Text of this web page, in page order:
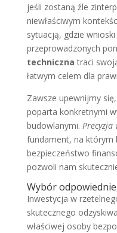
jeśli zostaną źle
niewłaściwym
sytuacją, gdzie
przeprowadzonych
techniczna traci
łatwym celem dla
Zawsze upewnijmy
poparta konkretnymi
budowlanymi.
fundament, na którym
bezpieczeństwo
pozwoli nam
Wybór
Inwestycja w
skutecznego
właściwej osoby